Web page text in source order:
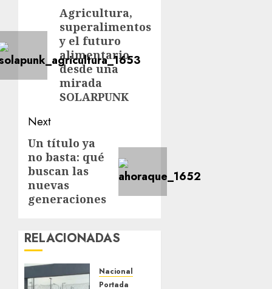
Agricultura,
superalimentos
y el futuro
alimentario
desde una
mirada
SOLARPUNK
Next
Un título ya
no basta: qué
buscan las
nuevas
generaciones
RELACIONADAS
Nacional
Portada